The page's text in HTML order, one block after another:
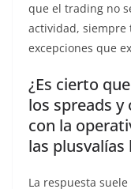
que el trading no
actividad, siempre
excepciones que
¿Es cierto
los spreads
con la
las plusvalías
La respuesta